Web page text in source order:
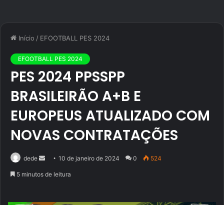
Início / EFOOTBALL PES 2024
EFOOTBALL PES 2024
PES 2024 PPSSPP
BRASILEIRÃO A+B E
EUROPEUS ATUALIZADO COM
NOVAS CONTRATAÇÕES
dede
Mande10 de janeiro de 2024 0 524
5 minutos de leitura